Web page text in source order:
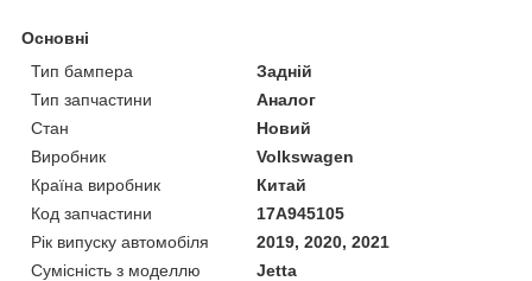
Основні
Тип бампера
Задній
Тип запчастини
Аналог
Стан
Новий
Виробник
Volkswagen
Країна виробник
Китай
Код запчастини
17A945105
Рік випуску автомобіля
2019, 2020, 2021
Сумісність з моделлю
Jetta